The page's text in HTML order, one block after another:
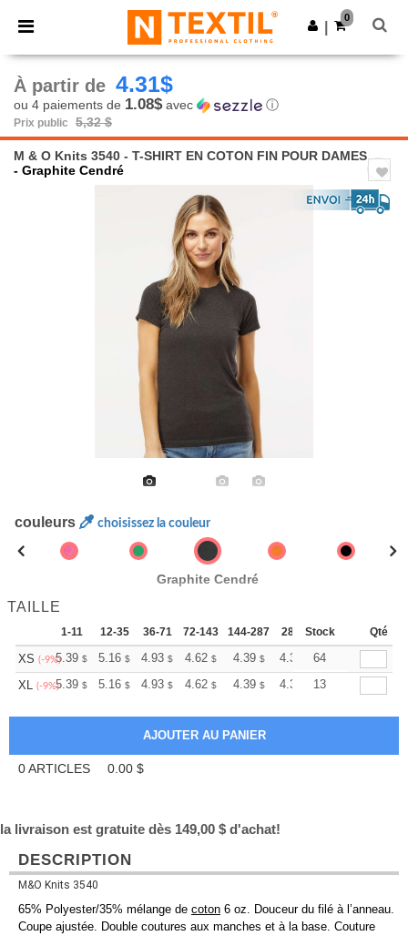
× Appli Ntextil
Meilleurs prix sur l’app !
Obtenir l'appli
0
À partir de 4.31$
ou 4 paiements de 1.08$avec ⓘ
Prix public 5,32 $
M & O Knits 3540 - T-SHIRT EN COTON FIN POUR DAMES
- Graphite Cendré
couleurs choisissez la couleur
Graphite Cendré
TAILLE
1-11 12-35 36-71 72-143 144-287 288 + Plus
Stock Qté
XS (-9%)5.39 $ 5.16 $ 4.93 $ 4.62 $ 4.39 $ 4.31
64
XL (-9%)5.39 $ 5.16 $ 4.93 $ 4.62 $ 4.39 $ 4.31 13
0ARTICLES 0.00 $
la livraison est gratuite dès 149,00 $ d'achat!
DESCRIPTION
M&O Knits 3540
65% Polyester/35% mélange de coton 6 oz. Douceur du filé à l’anneau.
Coupe ajustée. Double coutures aux manches et à la base. Couture